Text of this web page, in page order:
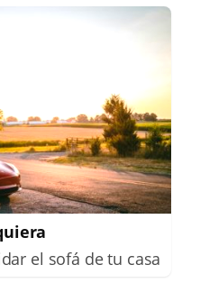
el sofá de tu casa